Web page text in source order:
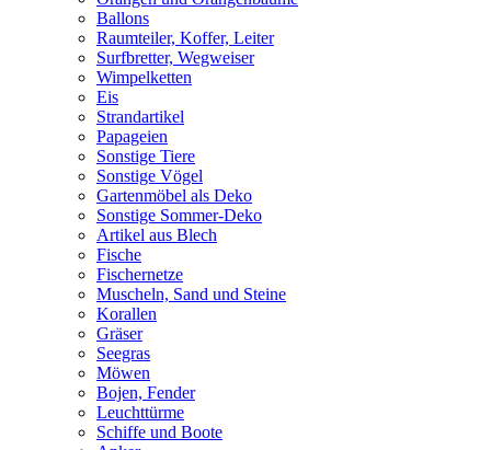
Ballons
Raumteiler, Koffer, Leiter
Surfbretter, Wegweiser
Wimpelketten
Eis
Strandartikel
Papageien
Sonstige Tiere
Sonstige Vögel
Gartenmöbel als Deko
Sonstige Sommer-Deko
Artikel aus Blech
Fische
Fischernetze
Muscheln, Sand und Steine
Korallen
Gräser
Seegras
Möwen
Bojen, Fender
Leuchttürme
Schiffe und Boote